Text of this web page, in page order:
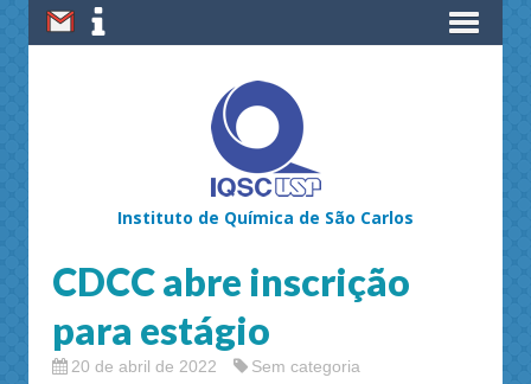
Instituto de Química de São Carlos
CDCC abre inscrição
para estágio
20 de abril de 2022 Sem categoria